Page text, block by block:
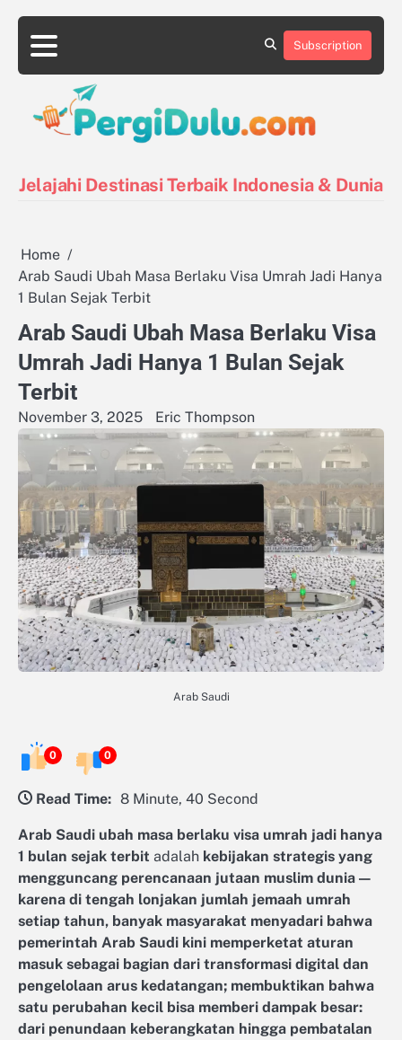
content
Destinasi
Destinasi
Kontak
Kuliner
Tentang
Tips
Subscription
Jelajahi Destinasi Terbaik Indonesia & Dunia
Home
Arab Saudi Ubah Masa Berlaku Visa Umrah Jadi Hanya
1 Bulan Sejak Terbit
Arab Saudi Ubah Masa Berlaku Visa
Umrah Jadi Hanya 1 Bulan Sejak
Terbit
November 3, 2025 Eric Thompson
Arab Saudi
0 0
Read Time: 8 Minute, 40 Second
Arab Saudi ubah masa berlaku visa umrah jadi hanya
1 bulan sejak terbit adalah kebijakan strategis yang
mengguncang perencanaan jutaan muslim dunia —
karena di tengah lonjakan jumlah jemaah umrah
setiap tahun, banyak masyarakat menyadari bahwa
pemerintah Arab Saudi kini memperketat aturan
masuk sebagai bagian dari transformasi digital dan
pengelolaan arus kedatangan; membuktikan bahwa
satu perubahan kecil bisa memberi dampak besar:
dari penundaan keberangkatan hingga pembatalan